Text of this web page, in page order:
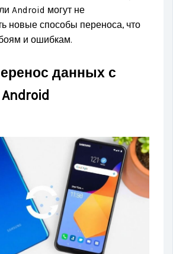
Android могут не
новые способы переноса, что
и ошибкам.
данных с